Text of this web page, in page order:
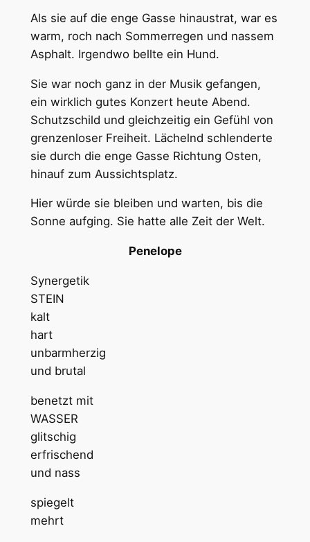
Als sie auf die enge Gasse hinaustrat, war es
warm, roch nach Sommerregen und nassem
Asphalt. Irgendwo bellte ein Hund.
Sie war noch ganz in der Musik gefangen,
ein wirklich gutes Konzert heute Abend.
Schutzschild und gleichzeitig ein Gefühl von
grenzenloser Freiheit. Lächelnd schlenderte
sie durch die enge Gasse Richtung Osten,
hinauf zum Aussichtsplatz.
Hier würde sie bleiben und warten, bis die
Sonne aufging. Sie hatte alle Zeit der Welt.
Penelope
Synergetik
STEIN
kalt
hart
unbarmherzig
und brutal
benetzt mit
WASSER
glitschig
erfrischend
und nass
spiegelt
mehrt